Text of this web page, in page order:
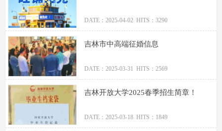
DATE：2025-04-02 HITS：3290
吉林市中高端征婚信息
DATE：2025-03-31 HITS：2569
吉林开放大学2025春季招生简章！
DATE：2025-03-18 HITS：1849